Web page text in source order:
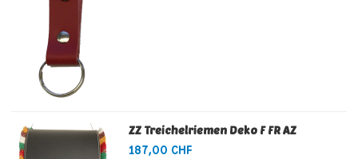
ZZ Treichelriemen Deko F FR AZ
187,00 CHF